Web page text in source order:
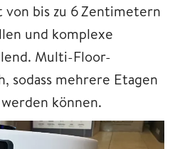
bis zu 6 Zentimetern
und komplexe
Multi-Floor-
sodass mehrere Etagen
können.